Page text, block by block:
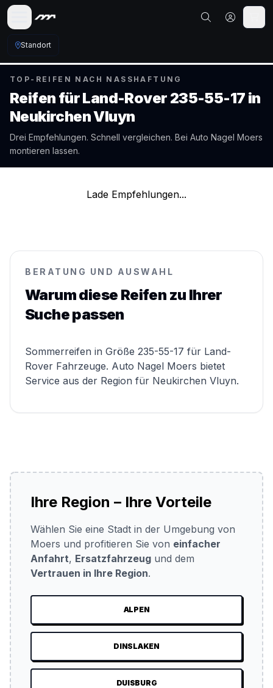
Standort
TOP-REIFEN NACH NASSHAFTUNG
Reifen fürLand-Rover 235-55-17 in
Neukirchen Vluyn
Drei Empfehlungen. Schnell vergleichen. Bei Auto Nagel Moers
montieren lassen.
Lade Empfehlungen...
BERATUNG UND AUSWAHL
Warum diese Reifen zu Ihrer
Suche passen
Sommerreifen in Größe 235-55-17 für Land-
Rover Fahrzeuge. Auto Nagel Moers bietet
Service aus der Region für Neukirchen Vluyn.
Ihre Region – Ihre Vorteile
Wählen Sie eine Stadt in der Umgebung von
Moers und profitieren Sie von einfacher
Anfahrt, Ersatzfahrzeug und dem
Vertrauen in Ihre Region.
ALPEN
DINSLAKEN
DUISBURG